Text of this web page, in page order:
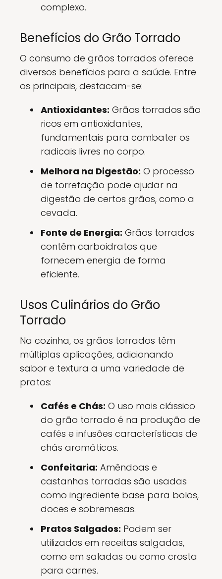
complexo.
Benefícios do Grão Torrado
O consumo de grãos torrados oferece
diversos benefícios para a saúde. Entre
os principais, destacam-se:
Antioxidantes: Grãos torrados são
ricos em antioxidantes,
fundamentais para combater os
radicais livres no corpo.
Melhora na Digestão: O processo
de torrefação pode ajudar na
digestão de certos grãos, como a
cevada.
Fonte de Energia: Grãos torrados
contêm carboidratos que
fornecem energia de forma
eficiente.
Usos Culinários do Grão
Torrado
Na cozinha, os grãos torrados têm
múltiplas aplicações, adicionando
sabor e textura a uma variedade de
pratos:
Cafés e Chás: O uso mais clássico
do grão torrado é na produção de
cafés e infusões características de
chás aromáticos.
Confeitaria: Amêndoas e
castanhas torradas são usadas
como ingrediente base para bolos,
doces e sobremesas.
Pratos Salgados: Podem ser
utilizados em receitas salgadas,
como em saladas ou como crosta
para carnes.